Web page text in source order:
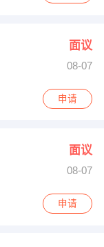
面议
08-07
申请
面议
08-07
申请